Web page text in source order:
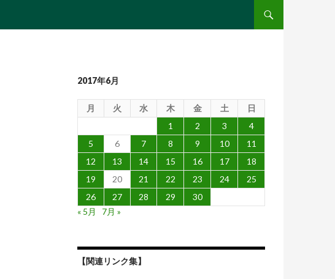
2017年6月
月 火 水 木 金 土
日
1
2 3
4
5
6 7 8 9 10
11
12
13 14 15 16 17
18
19
20 21 22 23 24
25
26
27 28 29
30
« 5月
7月 »
【関連リンク集】